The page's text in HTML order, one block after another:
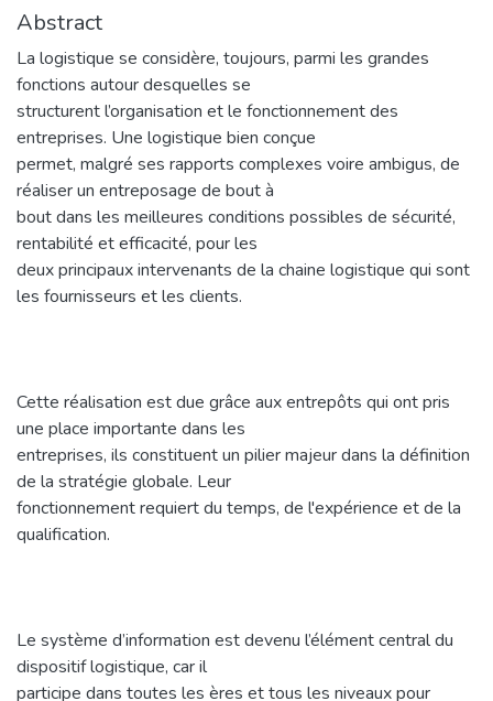
Abstract
La logistique se considère, toujours, parmi les grandes
fonctions autour desquelles se
structurent l’organisation et le fonctionnement des
entreprises. Une logistique bien conçue
permet, malgré ses rapports complexes voire ambigus, de
réaliser un entreposage de bout à
bout dans les meilleures conditions possibles de sécurité,
rentabilité et efficacité, pour les
deux principaux intervenants de la chaine logistique qui sont
les fournisseurs et les clients.
Cette réalisation est due grâce aux entrepôts qui ont pris
une place importante dans les
entreprises, ils constituent un pilier majeur dans la définition
de la stratégie globale. Leur
fonctionnement requiert du temps, de l'expérience et de la
qualification.
Le système d’information est devenu l’élément central du
dispositif logistique, car il
participe dans toutes les ères et tous les niveaux pour